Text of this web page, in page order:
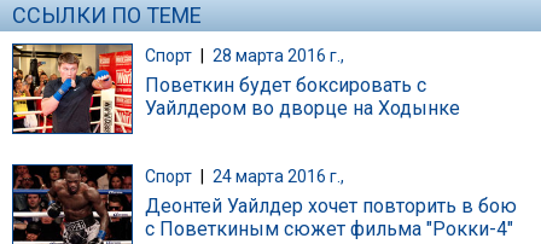
ССЫЛКИ ПО ТЕМЕ
Спорт | 28 марта 2016 г.,
Поветкин будет боксировать с
Уайлдером во дворце на Ходынке
Спорт 24 марта 2016 г.,
Деонтей Уайлдер хочет повторить в бою
с Поветкиным сюжет фильма "Рокки-4"